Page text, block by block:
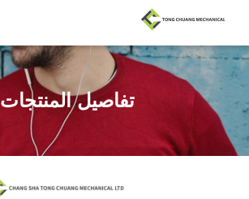
تفاصيل المنتجات